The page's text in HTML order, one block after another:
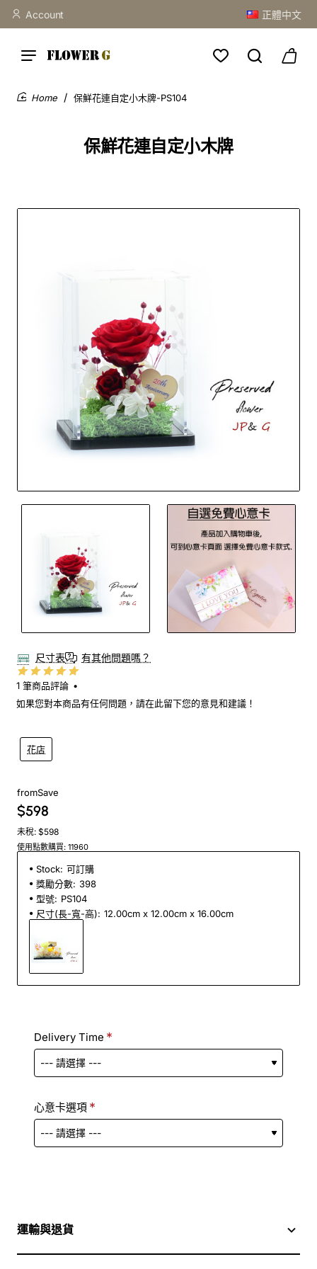
Account 正體中文
保鮮花連自定小木牌
保鮮花連自定小木牌-PS104
尺寸表 有其他問題嗎？
花店
1 筆商品評論 •
如果您對本商品有任何問題，請在此留下您的意見和建議！
fromSave
$598
未稅: $598
使用點數購買: 11960
Stock: 可訂購
獎勵分數: 398
型號: PS104
尺寸(長-寬-高): 12.00cm x 12.00cm x 16.00cm
Delivery Time
心意卡選項
運輸與退貨